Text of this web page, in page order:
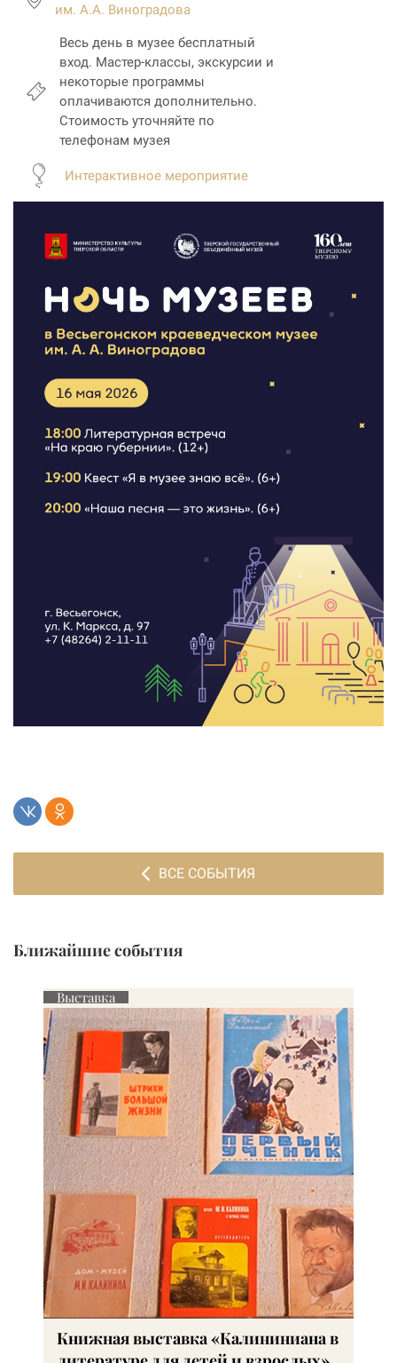
им. А.А. Виноградова
Весь день в музее бесплатный
вход. Мастер-классы, экскурсии и
некоторые программы
оплачиваются дополнительно.
Стоимость уточняйте по
телефонам музея
Интерактивное мероприятие
ВСЕ СОБЫТИЯ
Ближайшие события
Выставка
Книжная выставка «Калининиана в